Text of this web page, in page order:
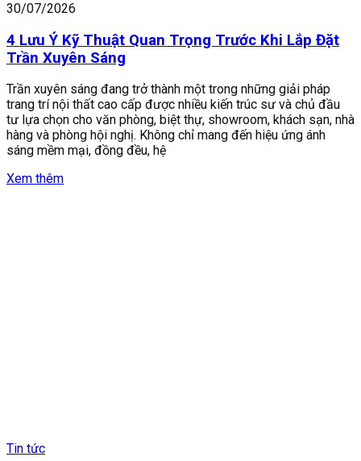
30/07/2026
4 Lưu Ý Kỹ Thuật Quan Trọng Trước Khi Lắp Đặt
Trần Xuyên Sáng
Trần xuyên sáng đang trở thành một trong những giải pháp
trang trí nội thất cao cấp được nhiều kiến trúc sư và chủ đầu
tư lựa chọn cho văn phòng, biệt thự, showroom, khách sạn, nhà
hàng và phòng hội nghị. Không chỉ mang đến hiệu ứng ánh
sáng mềm mại, đồng đều, hệ
Xem thêm
Tin tức